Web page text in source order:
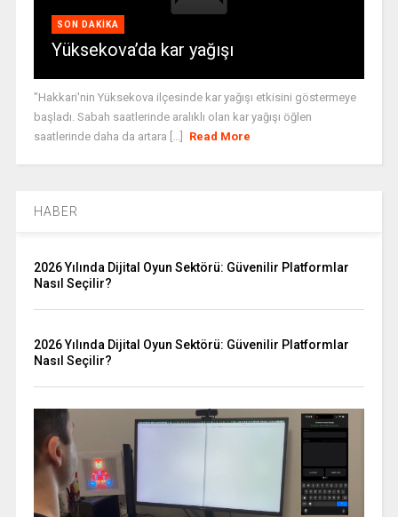
SON DAKIKA
Yüksekova’da kar yağışı
"Hakkari'nin Yüksekova ilçesinde kar yağışı etkisini göstermeye
başladı. Sabah saatlerinde aralıklı olan kar yağışı öğlen
saatlerinde daha da artara [...]
Read More
HABER
2026 Yılında Dijital Oyun Sektörü: Güvenilir Platformlar
Nasıl Seçilir?
2026 Yılında Dijital Oyun Sektörü: Güvenilir Platformlar
Nasıl Seçilir?